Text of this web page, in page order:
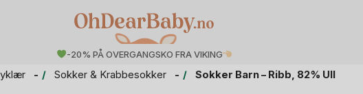
-20% PÅ OVERGANGSKO FRA VIKING
Sokker & Krabbesokker Sokker Barn – Ribb, 82% Ull